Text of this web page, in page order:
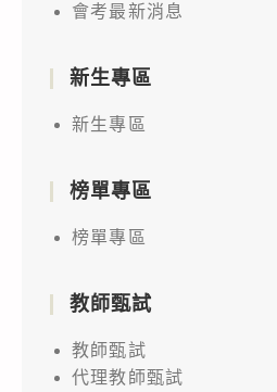
會考最新消息
新生專區
新生專區
榜單專區
榜單專區
教師甄試
教師甄試
代理教師甄試